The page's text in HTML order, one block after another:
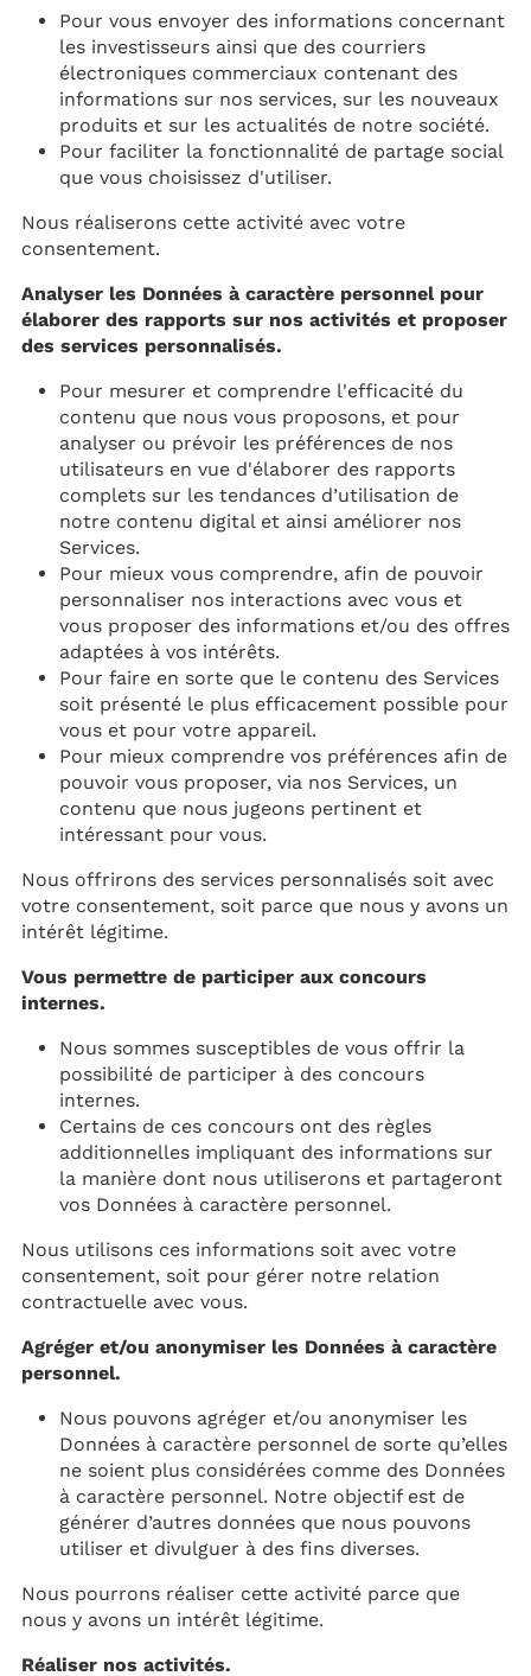
Pour vous envoyer des informations concernant
les investisseurs ainsi que des courriers
électroniques commerciaux contenant des
informations sur nos services, sur les nouveaux
produits et sur les actualités de notre société.
Pour faciliter la fonctionnalité de partage social
que vous choisissez d'utiliser.
Nous réaliserons cette activité avec votre
consentement.
Analyser les Données à caractère personnel pour
élaborer des rapports sur nos activités et proposer
des services personnalisés.
Pour mesurer et comprendre l'efficacité du
contenu que nous vous proposons, et pour
analyser ou prévoir les préférences de nos
utilisateurs en vue d'élaborer des rapports
complets sur les tendances d’utilisation de
notre contenu digital et ainsi améliorer nos
Services.
Pour mieux vous comprendre, afin de pouvoir
personnaliser nos interactions avec vous et
vous proposer des informations et/ou des offres
adaptées à vos intérêts.
Pour faire en sorte que le contenu des Services
soit présenté le plus efficacement possible pour
vous et pour votre appareil.
Pour mieux comprendre vos préférences afin de
pouvoir vous proposer, via nos Services, un
contenu que nous jugeons pertinent et
intéressant pour vous.
Nous offrirons des services personnalisés soit avec
votre consentement, soit parce que nous y avons un
intérêt légitime.
Vous permettre de participer aux concours
internes.
Nous sommes susceptibles de vous offrir la
possibilité de participer à des concours
internes.
Certains de ces concours ont des règles
additionnelles impliquant des informations sur
la manière dont nous utiliserons et partageront
vos Données à caractère personnel.
Nous utilisons ces informations soit avec votre
consentement, soit pour gérer notre relation
contractuelle avec vous.
Agréger et/ou anonymiser les Données à caractère
personnel.
Nous pouvons agréger et/ou anonymiser les
Données à caractère personnel de sorte qu’elles
ne soient plus considérées comme des Données
à caractère personnel. Notre objectif est de
générer d’autres données que nous pouvons
utiliser et divulguer à des fins diverses.
Nous pourrons réaliser cette activité parce que
nous y avons un intérêt légitime.
Réaliser nos activités.